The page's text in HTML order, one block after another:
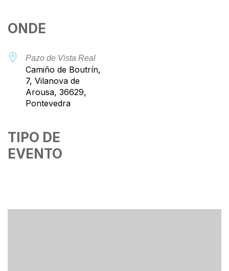
ONDE
Pazo de Vista Real
Camiño de Boutrín,
7, Vilanova de
Arousa, 36629,
Pontevedra